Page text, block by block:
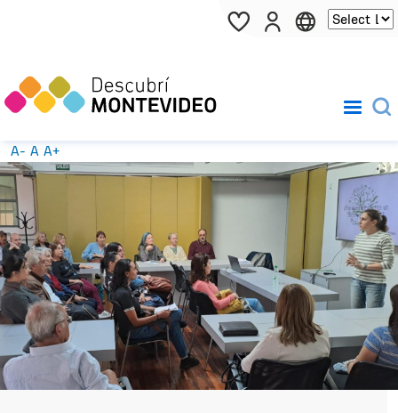
Pasar al contenido principal
A- A A+